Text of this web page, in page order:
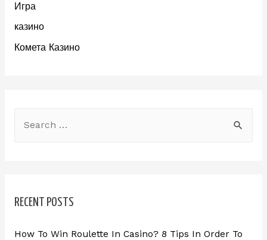
Игра
казино
Комета Казино
RECENT POSTS
How To Win Roulette In Casino? 8 Tips In Order To